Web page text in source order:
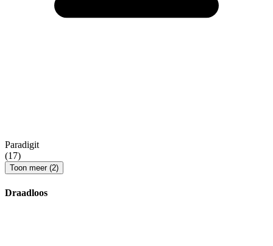
Paradigit
(17)
Toon meer (2)
Draadloos